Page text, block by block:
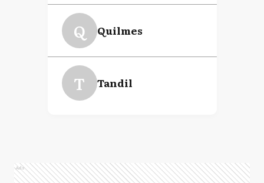
Q Quilmes
T Tandil
Ads